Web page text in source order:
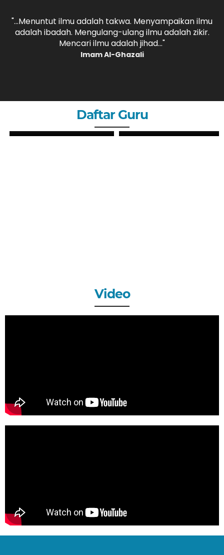
"...Menuntut ilmu adalah takwa. Menyampaikan ilmu
adalah ibadah. Mengulang-ulang ilmu adalah zikir.
Mencari ilmu adalah jihad..."
Imam Al-Ghazali
Daftar Guru
ZHERY OKTANDI, S.Pd ANDRI MAULANA, S.Pd
Video